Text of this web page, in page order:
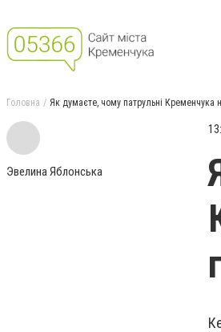
Головна Як думаєте, чому патрульні Кременчука
Эвелина Яблонська